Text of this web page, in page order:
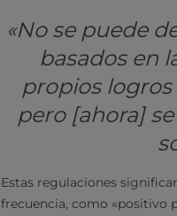
«No se puede
basados en
propios
pero [ahora]
Estas regulaciones
frecuencia, como «positivo